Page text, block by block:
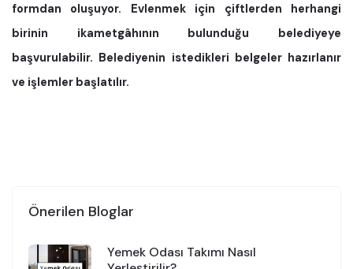
formdan oluşuyor. Evlenmek için çiftlerden herhangi
birinin ikametgâhının bulunduğu belediyeye
başvurulabilir. Belediyenin istedikleri belgeler hazırlanır
ve işlemler başlatılır.
Önerilen Bloglar
Yemek Odası Takımı Nasıl